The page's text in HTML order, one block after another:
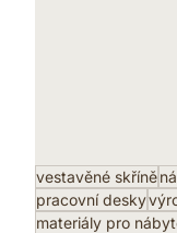
vestavěné skříně
pracovní desky
materiály pro